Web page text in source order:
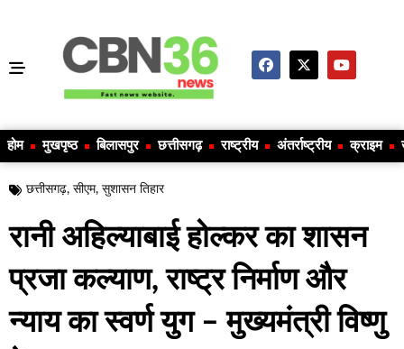
होम मुखपृष्ठ बिलासपुर छत्तीसगढ़ राष्ट्रीय अंतर्राष्ट्रीय क्राइम
छत्तीसगढ़, सीएम, सुशासन तिहार
रानी अहिल्याबाई होल्कर का शासन
प्रजा कल्याण, राष्ट्र निर्माण और
न्याय का स्वर्ण युग – मुख्यमंत्री विष्णु